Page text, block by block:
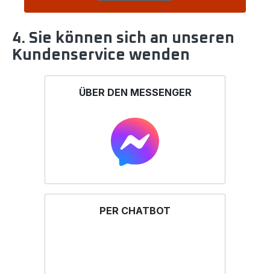
4. Sie können sich an unseren
Kundenservice wenden
ÜBER DEN MESSENGER
PER CHATBOT